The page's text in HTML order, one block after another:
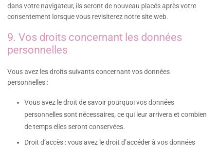
dans votre navigateur, ils seront de nouveau placés après votre
consentement lorsque vous revisiterez notre site web.
9. Vos droits concernant les données
personnelles
Vous avez les droits suivants concernant vos données
personnelles :
Vous avez le droit de savoir pourquoi vos données
personnelles sont nécessaires, ce qui leur arrivera et combien
de temps elles seront conservées.
Droit d’accès : vous avez le droit d’accéder à vos données